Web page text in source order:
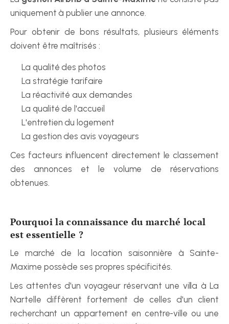
uniquement à publier une annonce.
Pour obtenir de bons résultats, plusieurs éléments
doivent être maîtrisés :
La qualité des photos
La stratégie tarifaire
La réactivité aux demandes
La qualité de l'accueil
L'entretien du logement
La gestion des avis voyageurs
Ces facteurs influencent directement le classement
des annonces et le volume de réservations
obtenues.
Pourquoi la connaissance du marché local
est essentielle ?
Le marché de la location saisonnière à Sainte-
Maxime possède ses propres spécificités.
Les attentes d'un voyageur réservant une villa à La
Nartelle diffèrent fortement de celles d'un client
recherchant un appartement en centre-ville ou une